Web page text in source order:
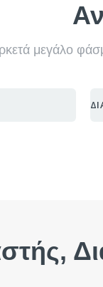
SELF
SELF
μεγάλο